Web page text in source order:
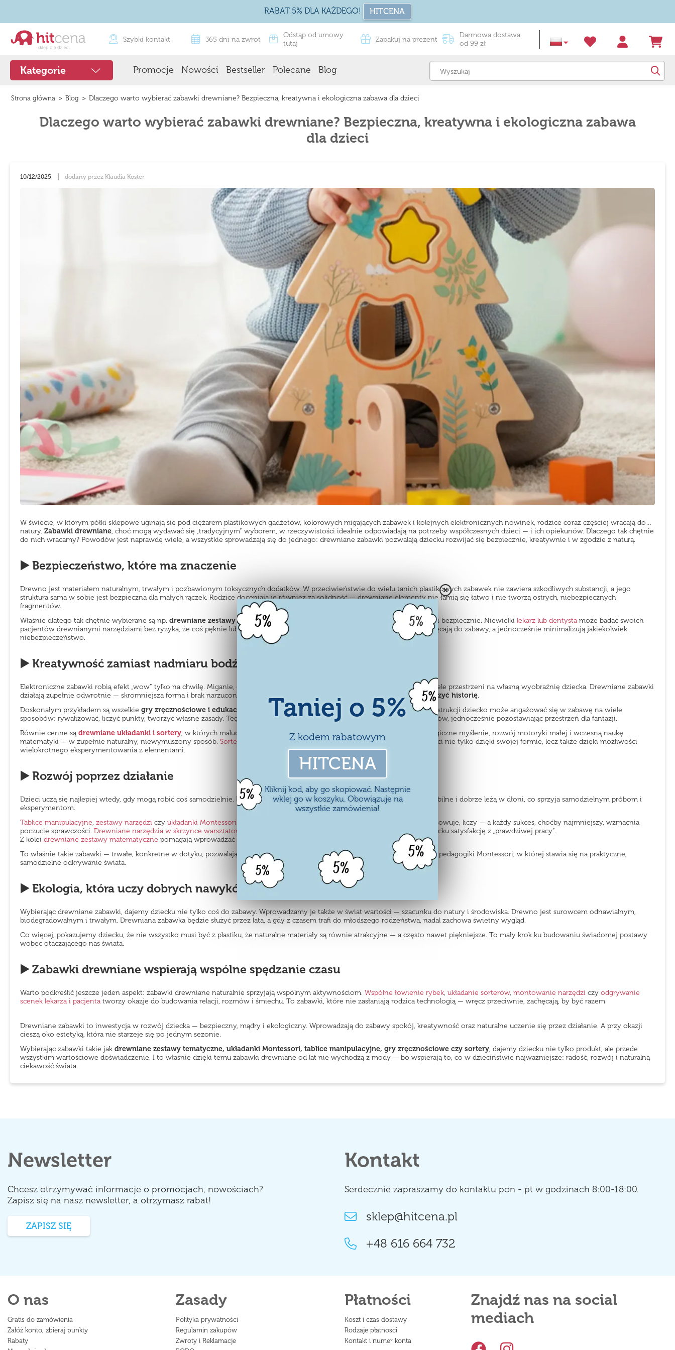
RABAT 5% DLA KAŻDEGO! HITCENA
Taniej o 5%
Z kodem rabatowym
HITCENA
Kliknij kod, aby go skopiować. Następnie
wklej go w koszyku. Obowiązuje na
wszystkie zamówienia!
Szybki kontakt 365 dni na zwrot
Odstąp od umowy
tutaj
Zapakuj na prezent
Darmowa dostawa
od 99 zł
Kategorie Promocje Nowości Bestseller Polecane Blog
Strona główna > Blog > Dlaczego warto wybierać zabawki drewniane? Bezpieczna, kreatywna i ekologiczna zabawa dla dzieci
Dlaczego warto wybierać zabawki drewniane? Bezpieczna, kreatywna i ekologiczna zabawa
dla dzieci
10/12/2025 dodany przez Klaudia Koster
W świecie, w którym półki sklepowe uginają się pod ciężarem plastikowych gadżetów, kolorowych migających zabawek i kolejnych elektronicznych nowinek, rodzice coraz częściej wracają do…
natury. Zabawki drewniane, choć mogą wydawać się „tradycyjnym” wyborem, w rzeczywistości idealnie odpowiadają na potrzeby współczesnych dzieci — i ich opiekunów. Dlaczego tak chętnie
do nich wracamy? Powodów jest naprawdę wiele, a wszystkie sprowadzają się do jednego: drewniane zabawki pozwalają dziecku rozwijać się bezpiecznie, kreatywnie i w zgodzie z naturą.
▶️ Bezpieczeństwo, które ma znaczenie
Drewno jest materiałem naturalnym, trwałym i pozbawionym toksycznych dodatków. W przeciwieństwie do wielu tanich plastikowych zabawek nie zawiera szkodliwych substancji, a jego
struktura sama w sobie jest bezpieczna dla małych rączek. Rodzice doceniają je również za solidność — drewniane elementy nie łamią się łatwo i nie tworzą ostrych, niebezpiecznych
fragmentów.
Właśnie dlatego tak chętnie wybierane są np. drewniane zestawy tematyczne , które pozwalają dzieciom odgrywać role w pełni bezpiecznie. Niewielki lekarz lub dentysta może badać swoich
pacjentów drewnianymi narzędziami bez ryzyka, że coś pęknie lub się rozpadnie. Naturalne, gładko oszlifowane elementy zachęcają do zabawy, a jednocześnie minimalizują jakiekolwiek
niebezpieczeństwo.
▶️ Kreatywność zamiast nadmiaru bodźców
Elektroniczne zabawki robią efekt „wow” tylko na chwilę. Miganie, dźwięki i wgrane funkcje dają rozrywkę, ale nie zostawiają wiele przestrzeni na własną wyobraźnię dziecka. Drewniane zabawki
działają zupełnie odwrotnie — skromniejsza forma i brak narzuconego scenariusza sprawiają, że to
dziecko samo zaczyna tworzyć historię.
Doskonałym przykładem są wszelkie gry zręcznościowe i edukacyjne łowienie rybek na magnes
. Mimo prostoty konstrukcji dziecko może angażować się w zabawę na wiele
sposobów: rywalizować, liczyć punkty, tworzyć własne zasady. Tego typu aktywności uczą cierpliwości, skupienia i precyzji ruchów, jednocześnie pozostawiając przestrzeń dla fantazji.
Równie cenne są drewniane układanki i sortery, w których maluch dopasowuje kształty, kolory czy liczby. Wspomagają one logiczne myślenie, rozwój motoryki małej i wczesną naukę
matematyki — w zupełnie naturalny, niewymuszony sposób. Sorter w formie domku, drzewka czy choinkizachęca do aktywności nie tylko dzięki swojej formie, lecz także dzięki możliwości
wielokrotnego eksperymentowania z elementami.
▶️ Rozwój poprzez działanie
Dzieci uczą się najlepiej wtedy, gdy mogą robić coś samodzielnie. Drewniane zabawki doskonale to umożliwiają — są trwałe, stabilne i dobrze leżą w dłoni, co sprzyja samodzielnym próbom i
eksperymentom.
Tablice manipulacyjne, zestawy narzędzi czy układanki Montessori uczą przez praktykę. Maluch próbuje, dotyka, przekręca, dopasowuje, liczy — a każdy sukces, choćby najmniejszy, wzmacnia
poczucie sprawczości. Drewniane narzędzia w skrzynce warsztatowej
rozwijają koordynację ręka–oko, a jednocześnie dają dziecku satysfakcję z „prawdziwej pracy”.
Z kolei drewniane zestawy matematyczne pomagają wprowadzać pojęcia liczb i zegara poprzez zabawę, a nie naukę „na siłę”.
To właśnie takie zabawki — trwałe, konkretne w dotyku, pozwalające manipulować elementami — idealnie wpisują się w zasady pedagogiki Montessori, w której stawia się na praktyczne,
samodzielne odkrywanie świata.
▶️ Ekologia, która uczy dobrych nawyków
Wybierając drewniane zabawki, dajemy dziecku nie tylko coś do zabawy. Wprowadzamy je także w świat wartości — szacunku do natury i środowiska. Drewno jest surowcem odnawialnym,
biodegradowalnym i trwałym. Drewniana zabawka będzie służyć przez lata, a gdy z czasem trafi do młodszego rodzeństwa, nadal zachowa świetny wygląd.
Co więcej, pokazujemy dziecku, że nie wszystko musi być z plastiku, że naturalne materiały są równie atrakcyjne — a często nawet piękniejsze. To mały krok ku budowaniu świadomej postawy
wobec otaczającego nas świata.
▶️ Zabawki drewniane wspierają wspólne spędzanie czasu
Warto podkreślić jeszcze jeden aspekt: zabawki drewniane naturalnie sprzyjają wspólnym aktywnościom. Wspólne łowienie rybek, układanie sorterów, montowanie narzędzi czy odgrywanie
scenek lekarza i pacjenta tworzy okazje do budowania relacji, rozmów i śmiechu. To zabawki, które nie zasłaniają rodzica technologią — wręcz przeciwnie, zachęcają, by być razem.
Drewniane zabawki to inwestycja w rozwój dziecka — bezpieczny, mądry i ekologiczny. Wprowadzają do zabawy spokój, kreatywność oraz naturalne uczenie się przez działanie. A przy okazji
cieszą oko estetyką, która nie starzeje się po jednym sezonie.
Wybierając zabawki takie jak drewniane zestawy tematyczne, układanki Montessori, tablice manipulacyjne, gry zręcznościowe czy sortery, dajemy dziecku nie tylko produkt, ale przede
wszystkim wartościowe doświadczenie. I to właśnie dzięki temu zabawki drewniane od lat nie wychodzą z mody — bo wspierają to, co w dzieciństwie najważniejsze: radość, rozwój i naturalną
ciekawość świata.
Newsletter
Chcesz otrzymywać informacje o promocjach, nowościach?
Zapisz się na nasz newsletter, a otrzymasz rabat!
ZAPISZ SIĘ
Kontakt
Serdecznie zapraszamy do kontaktu pon - pt w godzinach 8:00-18:00.
sklep@hitcena.pl
+48 616 664 732
O nas
Gratis do zamówienia
Załóż konto, zbieraj punkty
Rabaty
Zasady
Polityka prywatności
Regulamin zakupów
Zwroty i Reklamacje
Płatności
Koszt i czas dostawy
Rodzaje płatności
Kontakt i numer konta
Znajdź nas na social
mediach